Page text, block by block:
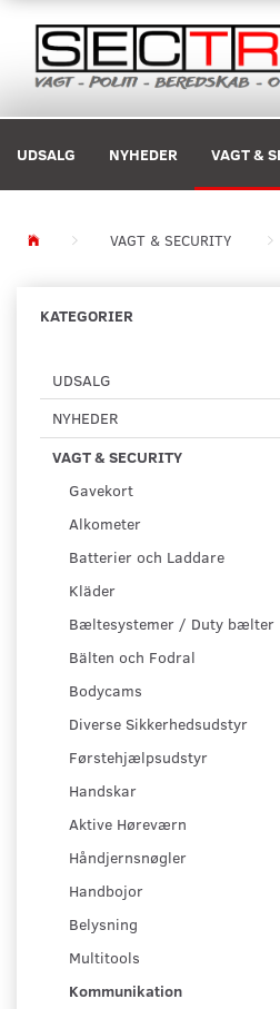
UDSALG NYHEDER VAGT &
VAGT & SECURITY
KATEGORIER
UDSALG
NYHEDER
VAGT & SECURITY
Gavekort
Alkometer
Batterier och Laddare
Kläder
Bæltesystemer / Duty bælter
Bälten och Fodral
Bodycams
Diverse Sikkerhedsudstyr
Førstehjælpsudstyr
Handskar
Aktive Høreværn
Håndjernsnøgler
Handbojor
Belysning
Multitools
Kommunikation